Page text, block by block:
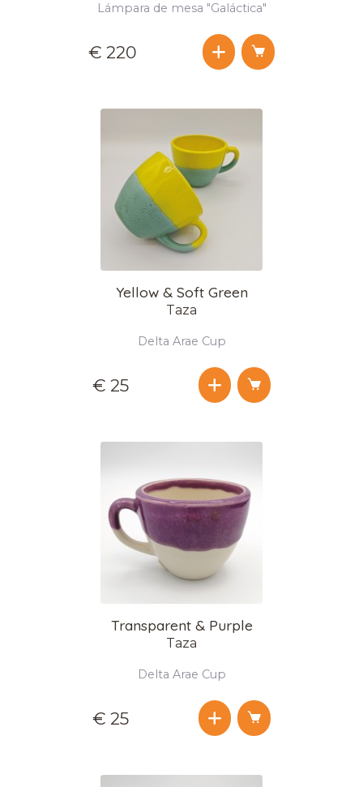
Lámpara de mesa "Galáctica"
€ 220
Yellow & Soft Green
Taza
Delta Arae Cup
€ 25
Transparent & Purple
Taza
Delta Arae Cup
€ 25